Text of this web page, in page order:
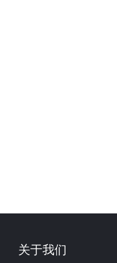
关于我们